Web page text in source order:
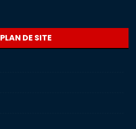
PLAN DE SITE